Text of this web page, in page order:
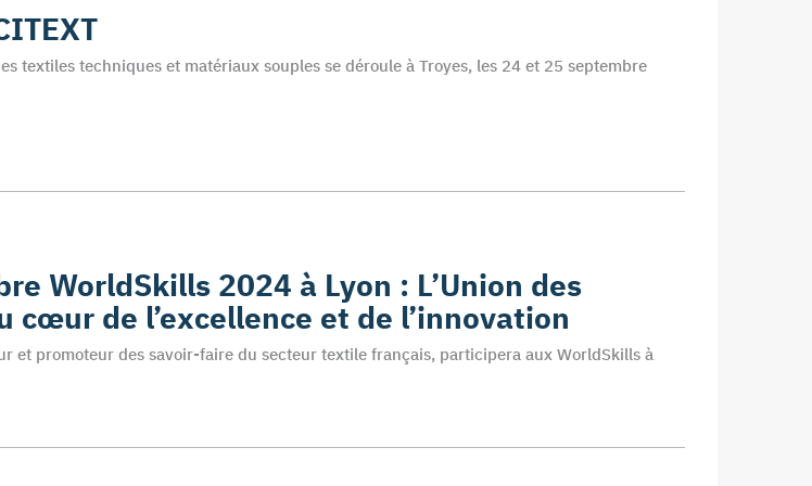
textiles techniques et matériaux souples se déroule à Troyes, les 24 et 25 septembre
WorldSkills 2024 à Lyon : L’Union des
cœur de l’excellence et de l’innovation
et promoteur des savoir-faire du secteur textile français, participera aux WorldSkills à